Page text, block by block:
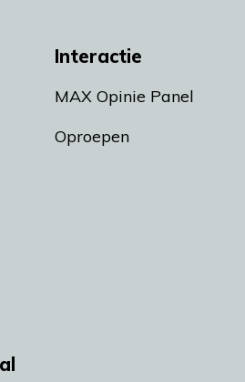
Interactie
MAX Opinie Panel
Oproepen